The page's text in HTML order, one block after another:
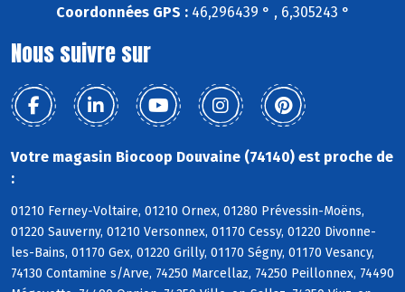
Coordonnées GPS :46,296439 ° , 6,305243 °
Nous suivre sur
Votre magasin Biocoop Douvaine (74140) est proche de
:
01210 Ferney-Voltaire, 01210 Ornex, 01280 Prévessin-Moëns,
01220 Sauverny, 01210 Versonnex, 01170 Cessy, 01220 Divonne-
les-Bains, 01170 Gex, 01220 Grilly, 01170 Ségny, 01170 Vesancy,
74130 Contamine s/Arve, 74250 Marcellaz, 74250 Peillonnex, 74490